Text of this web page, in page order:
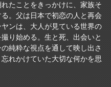
たことをきっかけに、家族そ
。父は日本で初恋の人と再会
ンは、大人が見ている世界の
り始める。生と死、出会いと
純粋な視点を通して映し出さ
れかけていた大切な何かを思